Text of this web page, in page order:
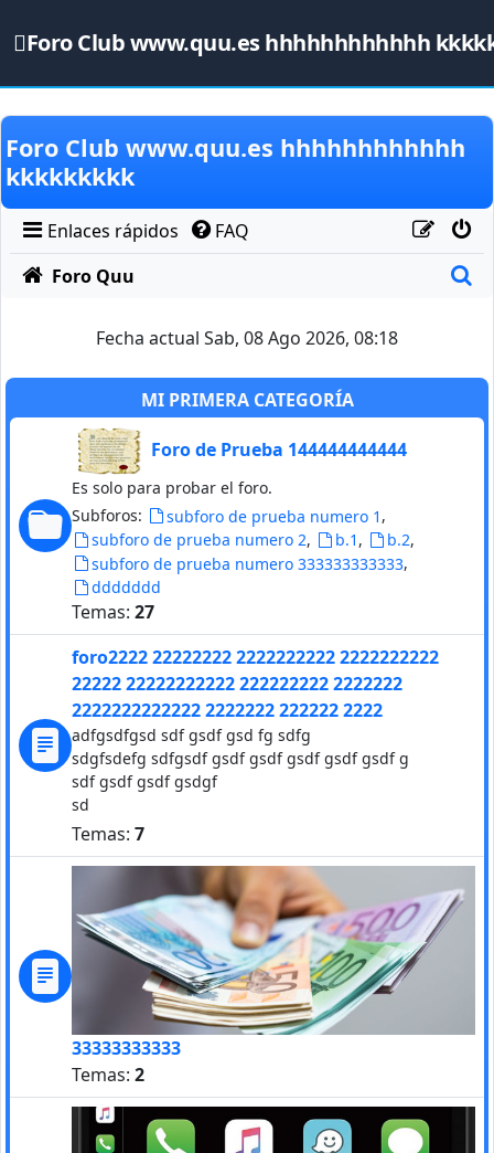
Foro Club www.quu.es hhhhhhhhhhhh
Obviar
Foro Club www.quu.es hhhhhhhhhhhh
kkkkkkkkk
Enlaces rápidos
FAQ
Foro Quu
Fecha actual Sab, 08 Ago 2026, 08:18
MI PRIMERA CATEGORÍA
Foro de Prueba 144444444444
Es solo para probar el foro.
Subforos:
subforo de prueba numero 1 ,
subforo de prueba numero 2, b.1 , b.2,
subforo de prueba numero 333333333333,
ddddddd
Temas: 27
foro2222 22222222 2222222222 2222222222
22222 22222222222 222222222 2222222
2222222222222 2222222 222222 2222
adfgsdfgsd sdf gsdf gsd fg sdfg
sdgfsdefg sdfgsdf gsdf gsdf gsdf gsdf gsdf g
sdf gsdf gsdf gsdgf
sd
Temas: 7
33333333333
Temas: 2